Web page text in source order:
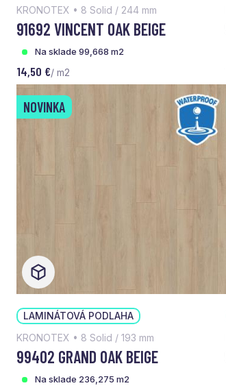
KRONOTEX • 8 Solid / 244 mm
91692 VINCENT OAK BEIGE
Na sklade 99,668 m2
14,50 €/ m2
NOVINKA
LAMINÁTOVÁ PODLAHA
KRONOTEX • 8 Solid / 193 mm
99402 GRAND OAK BEIGE
Na sklade 236,275 m2